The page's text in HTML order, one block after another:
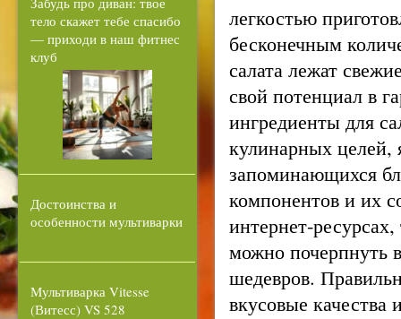
легкостью
бесконечным
салата лежат
свой потенциал в
ингредиенты для
кулинарных целей,
запоминающихся
компонентов и их
интернет-
можно почерпнуть
шедевров.
вкусовые качества
тело скажет тебе спасибо
— приходи в наш фитнес
клуб
Достоинства и
особенности мультиварки
Мультиварка Vitesse
(Витесс) VS 528